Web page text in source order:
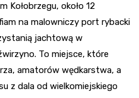
Kołobrzegu, około 12
na malowniczy port rybacki
jachtową w
To miejsce, które
amatorów wędkarstwa, a
z dala od wielkomiejskiego